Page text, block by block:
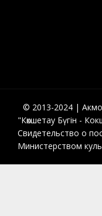
© 2013-2024 |
"Көкшетау Бүгін -
Свидетельство о
Министерством